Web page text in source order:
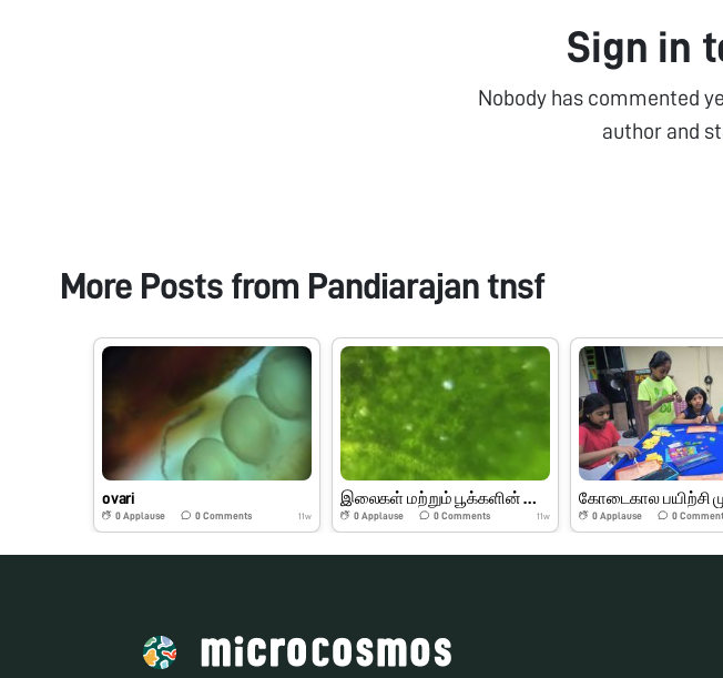
Sign in
Nobody has commented
author and
More Posts from Pandiarajan tnsf
ovari
0 Applause 0Comments 11w 0 Applause 0Comments 11w 0 Applause 0